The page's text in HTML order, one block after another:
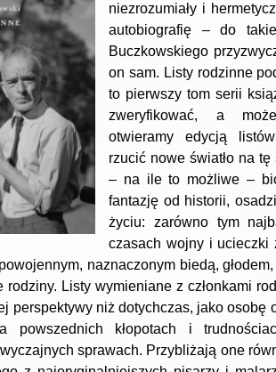
niezrozumiały i
autobiografię – do
Buczkowskiego
on sam. Listy rodzinne
to pierwszy tom serii
zweryfikować, a
otwieramy edycją
rzucić nowe światło na
– na ile to możliwe –
fantazję od historii,
życiu: zarówno tym
czasach wojny i
naznaczonym biedą,
rodziny. Listy wymieniane z członkami
perspektywy niż dotychczas, jako osobę
powszednich kłopotach i
sprawach. Przybliżają one